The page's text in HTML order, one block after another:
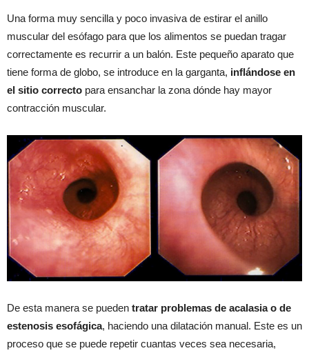
Una forma muy sencilla y poco invasiva de estirar el anillo
muscular del esófago para que los alimentos se puedan tragar
correctamente es recurrir a un balón. Este pequeño aparato que
tiene forma de globo, se introduce en la garganta, inflándose en
el sitio correcto para ensanchar la zona dónde hay mayor
contracción muscular.
De esta manera se pueden tratar problemas de acalasia o de
estenosis esofágica, haciendo una dilatación manual. Este es un
proceso que se puede repetir cuantas veces sea necesaria,